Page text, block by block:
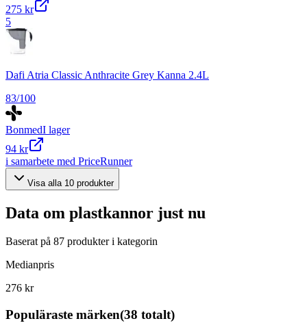
275 kr
5
Dafi Atria Classic Anthracite Grey Kanna 2.4L
83/100
BonmedI lager
94 kr
i samarbete med PriceRunner
Visa alla 10 produkter
Data om plastkannor just nu
Baserat på 87 produkter i kategorin
Medianpris
276 kr
Populäraste märken(38 totalt)